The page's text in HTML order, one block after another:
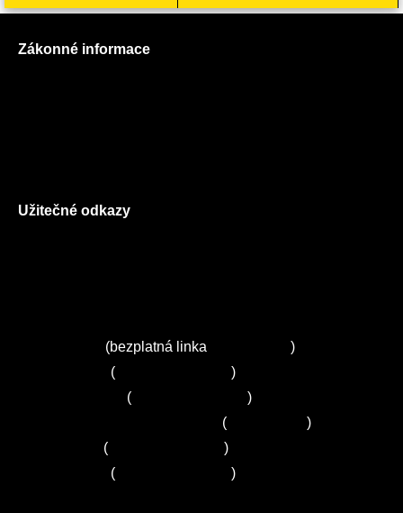
Zákonné informace
Užitečné odkazy
(bezplatná linka
)
(
)
(
)
(
)
(
)
( )